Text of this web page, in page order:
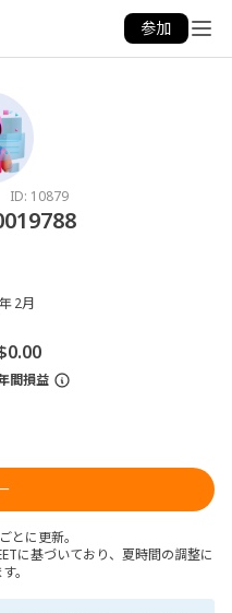
参加
ID: 10879
2月
間損益
に更新。
に基づいており、夏時間の調整に
。